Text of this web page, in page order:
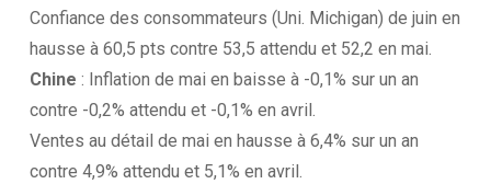
Confiance des consommateurs (Uni. Michigan) de juin en
hausse à 60,5 pts contre 53,5 attendu et 52,2 en mai.
Chine : Inflation de mai en baisse à -0,1% sur un an
contre -0,2% attendu et -0,1% en avril.
Ventes au détail de mai en hausse à 6,4% sur un an
contre 4,9% attendu et 5,1% en avril.